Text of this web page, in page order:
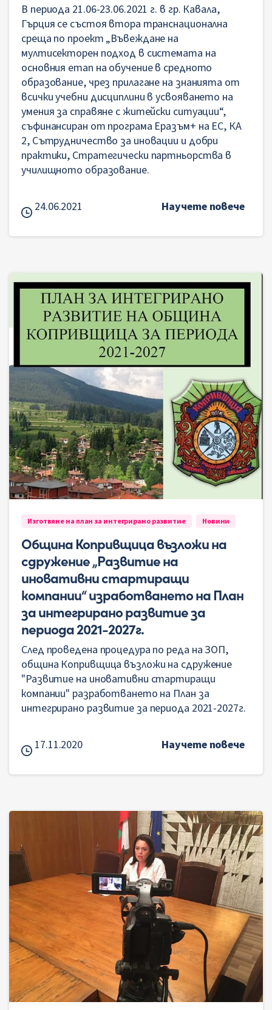
В периода 21.06-23.06.2021 г. в гр. Кавала,
Гърция се състоя втора транснационална
среща по проект „Въвеждане на
мултисекторен подход в системата на
основния етап на обучение в средното
образование, чрез прилагане на знанията от
всички учебни дисциплини в усвояването на
умения за справяне с житейски ситуации“,
съфинансиран от програма Еразъм+ на ЕС, КА
2, Сътрудничество за иновации и добри
практики, Стратегически партньорства в
училищното образование.
24.06.2021 Научете повече
Изготвяне на план за интегрирано развитие Новини
Община Копривщица възложи на
сдружение „Развитие на
иновативни стартиращи
компании“ изработването на План
за интегрирано развитие за
периода 2021-2027г.
След проведена процедура по реда на ЗОП,
община Копривщица възложи на сдружение
"Развитие на иновативни стартиращи
компании" разработването на План за
интегрирано развитие за периода 2021-2027г.
17.11.2020 Научете повече